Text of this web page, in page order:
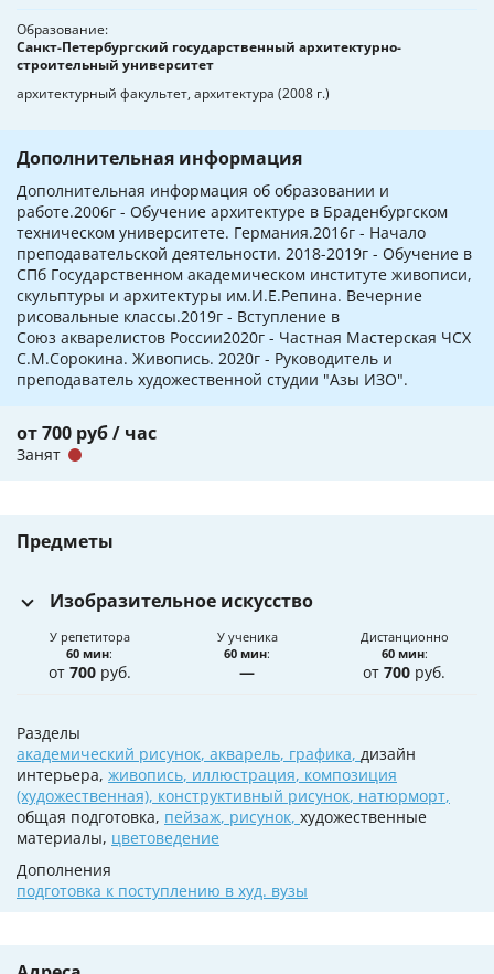
Образование
Санкт-Петербургский государственный архитектурно-
строительный университет
архитектурный факультет, архитектура (2008 г.)
Дополнительная информация
Дополнительная информация об образовании и
работе.2006г - Обучение архитектуре в Браденбургском
техническом университете. Германия.2016г - Начало
преподавательской деятельности. 2018-2019г - Обучение в
СПб Государственном академическом институте живописи,
скульптуры и архитектуры им.И.Е.Репина. Вечерние
рисовальные классы.2019г - Вступление в
Союз акварелистов России2020г - Частная Мастерская ЧСХ
С.М.Сорокина. Живопись. 2020г - Руководитель и
преподаватель художественной студии "Азы ИЗО".
от 700 руб / час
Занят
Предметы
Изобразительное искусство
У репетитора
60 мин:
от 700руб.
У ученика
60 мин:
—
Дистанционно
60 мин:
от700 руб.
Разделы
академический рисунок, акварель, графика, дизайн
интерьера, живопись, иллюстрация, композиция
(художественная), конструктивный рисунок, натюрморт,
общая подготовка, пейзаж, рисунок, художественные
материалы, цветоведение
Дополнения
подготовка к поступлению в худ. вузы